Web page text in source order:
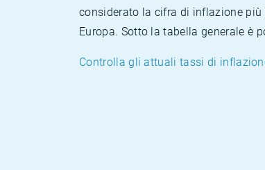
considerato la cifra di inflazione più
Europa. Sotto la tabella generale è
Controlla gli attuali tassi di